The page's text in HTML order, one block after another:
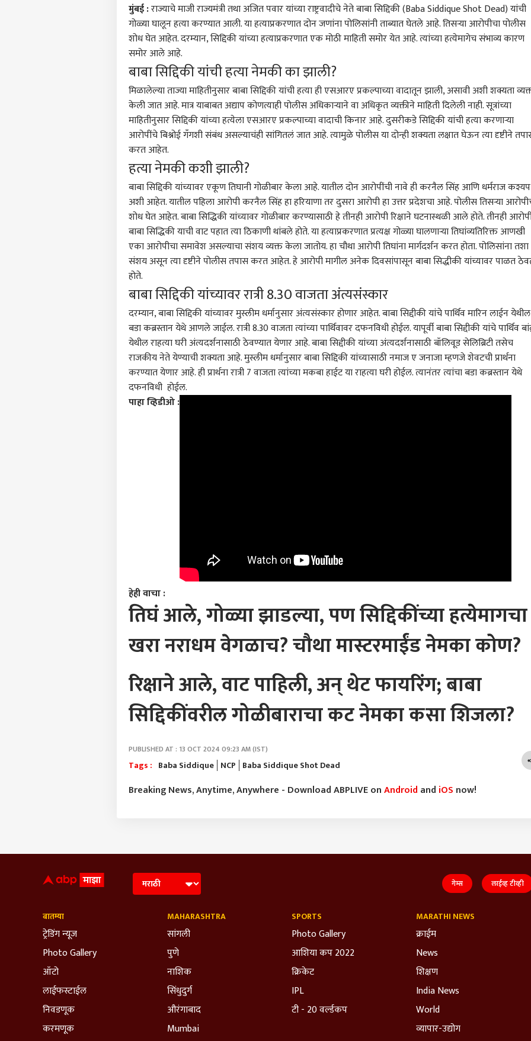
मुंबई:राज्याचे माजी राज्यमंत्री तथा अजित पवार यांच्या राष्ट्रवादीचे नेते बाबा सिद्दिकी (Baba Siddique Shot Dead) यांची
गोळ्या घालून हत्या करण्यात आली. या हत्याप्रकरणात दोन जणांना पोलिसांनी ताब्यात घेतले आहे. तिसऱ्या आरोपीचा पोलीस
शोध घेत आहेत. दरम्यान, सिद्दिकी यांच्या हत्याप्रकरणात एक मोठी माहिती समोर येत आहे. त्यांच्या हत्येमागेच संभाव्य कारण
समोर आले आहे.
बाबा सिद्दिकी यांची हत्या नेमकी का झाली?
मिळालेल्या ताज्या माहितीनुसार बाबा सिद्दिकी यांची हत्या ही एसआरए प्रकल्पाच्या वादातून झाली, असावी अशी शक्यता
केली जात आहे. मात्र याबाबत अद्याप कोणत्याही पोलीस अधिकाऱ्याने वा अधिकृत व्यक्तीने माहिती दिलेली नाही. सूत्रांच्या
माहितीनुसार सिद्दिकी यांच्या हत्येला एसआरए प्रकल्पाच्या वादाची किनार आहे. दुसरीकडे सिद्दिकी यांची हत्या करणाऱ्या
आरोपींचे बिश्नोई गँगशी संबंध असल्याचंही सांगितलं जात आहे. त्यामुळे पोलीस या दोन्ही शक्यता लक्षात घेऊन त्या दृष्टीने
करत आहेत.
हत्या नेमकी कशी झाली?
बाबा सिद्दिकी यांच्यावर एकूण तिघानी गोळीबार केला आहे. यातील दोन आरोपींची नावे ही करनैल सिंह आणि धर्मराज कश्यप
अशी आहेत. यातील पहिला आरोपी करनैल सिंह हा हरियाणा तर दुसरा आरोपी हा उत्तर प्रदेशचा आहे. पोलीस तिसऱ्या
शोध घेत आहेत. बाबा सिद्धिकी यांच्यावर गोळीबार करण्यासाठी हे तीनही आरोपी रिक्षाने घटनास्थळी आले होते. तीनही
बाबा सिद्धिकी याची वाट पहात त्या ठिकाणी थांबले होते. या हत्याप्रकरणात प्रत्यक्ष गोळ्या घालणाऱ्या तिघांव्यतिरिक्त आणखी
एका आरोपीचा समावेश असल्याचा संशय व्यक्त केला जातोय. हा चौथा आरोपी तिघांना मार्गदर्शन करत होता. पोलिसांना तशा
संशय असून त्या दृष्टीने पोलीस तपास करत आहेत. हे आरोपी मागील अनेक दिवसांपासून बाबा सिद्धीकी यांच्यावर पाळत
होते.
बाबा सिद्दिकी यांच्यावर रात्री 8.30 वाजता अंत्यसंस्कार
दरम्यान, बाबा सिद्दिकी यांच्यावर मुस्लीम धर्मानुसार अंत्यसंस्कार होणार आहेत. बाबा सिद्दीकी यांचे पार्थिव मारिन लाईन येथील
बडा कब्रस्तान येथे आणले जाईल. रात्री 8.30 वाजता त्यांच्या पार्थिवावर दफनविधी होईल. यापूर्वी बाबा सिद्दीकी यांचे पार्थिव
येथील राहत्या घरी अंत्यदर्शनासाठी ठेवण्यात येणार आहे. बाबा सिद्दीकी यांच्या अंत्यदर्शनासाठी बॉलिवूड सेलिब्रिटी तसेच
राजकीय नेते येण्याची शक्यता आहे. मुस्लीम धर्मानुसार बाबा सिद्दिकी यांच्यासाठी नमाज ए जनाजा म्हणजे शेवटची प्रार्थना
करण्यात येणार आहे. ही प्रार्थना रात्री 7 वाजता त्यांच्या मकबा हाईट या राहत्या घरी होईल. त्यानंतर त्यांचा बडा कब्रस्तान येथे
दफनविधी होईल.
पाहा व्हिडीओ :
हेही वाचा :
तिघं आले, गोळ्या झाडल्या, पण सिद्दिकींच्या हत्येमागचा
खरा नराधम वेगळाच? चौथा मास्टरमाईंड नेमका कोण?
रिक्षाने आले, वाट पाहिली, अन् थेट फायरिंग; बाबा
सिद्दिकींवरील गोळीबाराचा कट नेमका कसा शिजला?
PUBLISHED AT : 13 OCT 2024 09:23 AM (IST)
Tags : Baba Siddique NCP Baba Siddique Shot Dead
Breaking News, Anytime, Anywhere - Download ABPLIVE onAndroid and iOS now!
हॅलो गेस्ट
प्रायव्हसी पॉलिसी
संपर्क साधा
करिअर
फीडबॅक
आमच्याबद्दल
पर्सनल कॉर्नर
टॉप आर्टिकल टॉप रील्स
राजकारण
गद्दारांना आता नेमकं भय
कसलंय? वॉशिंग मशिनमध्ये
धुऊन घेतल्यानंतर सुद्धा पुन्हा
घाबरून पळापळ का होतेय?
जाताय? उद्धव ठाकरेंचा
राजकारण
सुनेत्रा पवारांच्या मार्गदर्शनात
सुनील तटकरेंचं काम चागलं;
प्रशांत किशोर भेटीनंतर
दत्तात्रय भरणेंची प्रतिक्रिया
राजकारण
NCP च्या राजकीय
सल्लागारपदी प्रशांत किशोर?
छगन भुजबळ स्पष्टच बोलले;
सुनेत्रा पवारांच्या भेटीवर
मुंबई राजकारण टेक-गॅजेट
गेम्स लाईव्ह टीव्ही
बातम्या
ट्रेडिंग न्यूज
Photo Gallery
ऑटो
लाईफस्टाईल
निवडणूक
करमणूक
MAHARASHTRA
सांगली
पुणे
नाशिक
सिंधुदुर्ग
औरंगाबाद
Mumbai
SPORTS
Photo Gallery
आशिया कप 2022
क्रिकेट
IPL
टी - 20 वर्ल्डकप
MARATHI NEWS
क्राईम
News
शिक्षण
India News
World
व्यापार-उद्योग